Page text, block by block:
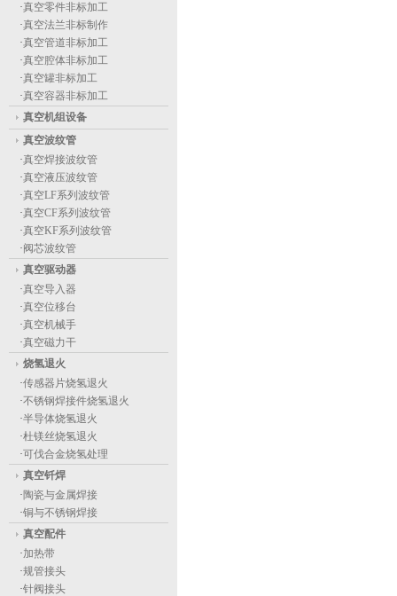
·真空零件非标加工
·真空法兰非标制作
·真空管道非标加工
·真空腔体非标加工
·真空罐非标加工
·真空容器非标加工
真空机组设备
真空波纹管
·真空焊接波纹管
·真空液压波纹管
·真空LF系列波纹管
·真空CF系列波纹管
·真空KF系列波纹管
·阀芯波纹管
真空驱动器
·真空导入器
·真空位移台
·真空机械手
·真空磁力干
烧氢退火
·传感器片烧氢退火
·不锈钢焊接件烧氢退火
·半导体烧氢退火
·杜镁丝烧氢退火
·可伐合金烧氢处理
真空钎焊
· 陶瓷与金属焊接
·铜与不锈钢焊接
真空配件
·加热带
·规管接头
·针阀接头